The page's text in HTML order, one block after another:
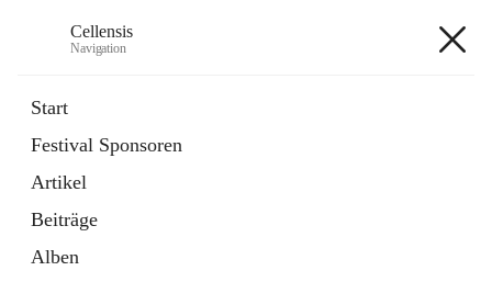
Cellensis
Navigation
Start
Festival Sponsoren
Artikel
Beiträge
Alben
Festival Sponsoren